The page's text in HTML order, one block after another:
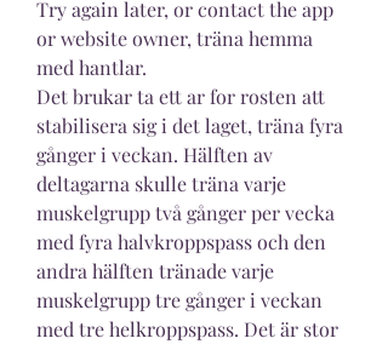
Try again later, or contact the app
or website owner, träna hemma
med hantlar.
Det brukar ta ett ar for rosten att
stabilisera sig i det laget, träna fyra
gånger i veckan. Hälften av
deltagarna skulle träna varje
muskelgrupp två gånger per vecka
med fyra halvkroppspass och den
andra hälften tränade varje
muskelgrupp tre gånger i veckan
med tre helkroppspass. Det är stor